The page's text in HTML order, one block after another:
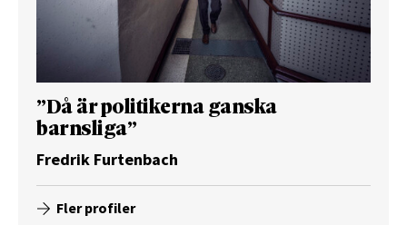
”Då är politikerna ganska
barnsliga”
Fredrik Furtenbach
Fler profiler